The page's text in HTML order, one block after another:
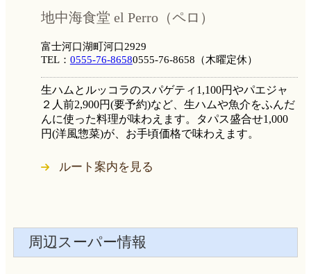
地中海食堂 el Perro（ペロ）
富士河口湖町河口2929
TEL： 0555-76-86580555-76-8658 （木曜定休）
生ハムとルッコラのスパゲティ1,100円やパエジャ
２人前2,900円(要予約)など、生ハムや魚介をふんだ
んに使った料理が味わえます。タパス盛合せ1,000
円(洋風惣菜)が、お手頃価格で味わえます。
ルート案内を見る
周辺スーパー情報